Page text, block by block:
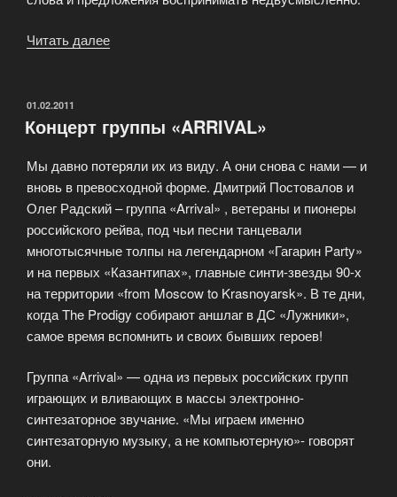
Читать далее
ОПУБЛИКОВАНО
01.02.2011
Концерт группы «ARRIVAL»
Мы давно потеряли их из виду. А они снова с нами — и
вновь в превосходной форме. Дмитрий Постовалов и
Олег Радский – группа «Arrival» , ветераны и пионеры
российского рейва, под чьи песни танцевали
многотысячные толпы на легендарном «Гагарин Party»
и на первых «Казантипах», главные синти-звезды 90-х
на территории «from Moscow to Krasnoyarsk». В те дни,
когда The Prodigy собирают аншлаг в ДС «Лужники»,
самое время вспомнить и своих бывших героев!
Группа «Arrival» — одна из первых российских групп
играющих и вливающих в массы электронно-
синтезаторное звучание. «Мы играем именно
синтезаторную музыку, а не компьютерную»- говорят
они.